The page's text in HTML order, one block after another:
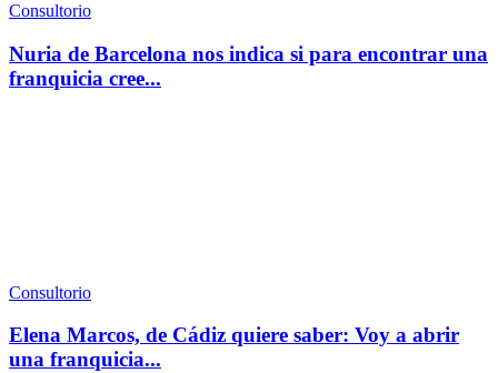
Consultorio
Nuria de Barcelona nos indica si para encontrar una
franquicia cree...
Consultorio
Elena Marcos, de Cádiz quiere saber: Voy a abrir
una franquicia...